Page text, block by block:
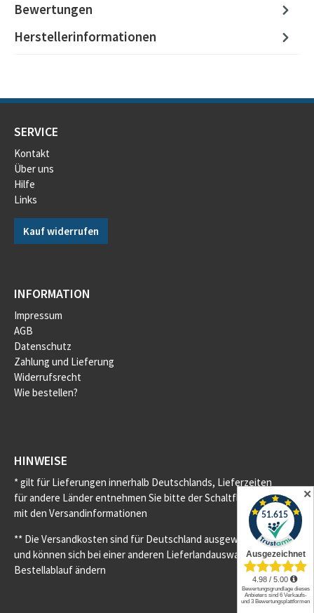
Bewertungen
Herstellerinformationen
SERVICE
Kontakt
Über uns
Hilfe
Links
Kauf widerrufen
INFORMATION
Impressum
AGB
Datenschutz
Zahlung und Lieferung
Widerrufsrecht
Wie bestellen?
HINWEISE
* gilt für Lieferungen innerhalb Deutschlands, Lieferzeiten
für andere Länder entnehmen Sie bitte der Schaltfläche
mit den Versandinformationen
** Die Versandkosten sind für Deutschland ausgewiesen
und können sich bei einer anderen Lieferlandauswahl im
Bestellablauf ändern
✕